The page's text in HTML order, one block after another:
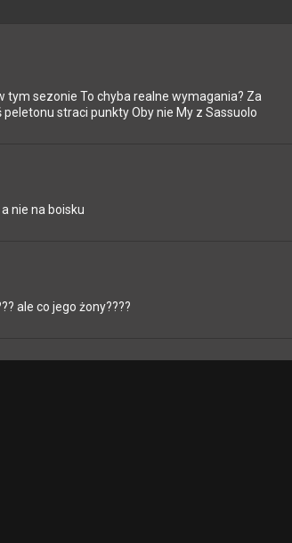
tym sezonie To chyba realne wymagania? Za
straci punkty Oby nie My z Sassuolo
nie na boisku
ale co jego żony????